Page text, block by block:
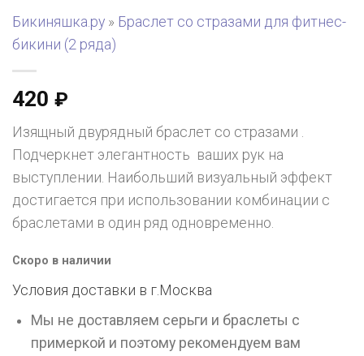
Бикиняшка.ру » Браслет со стразами для фитнес-
бикини (2 ряда)
420 ₽
Изящный двурядный браслет со стразами .
Подчеркнет элегантность ваших рук на
выступлении. Наибольший визуальный эффект
достигается при использовании комбинации с
браслетами в один ряд одновременно.
Скоро в наличии
Условия доставки в г. Москва
Мы не доставляем серьги и браслеты с
примеркой и поэтому рекомендуем вам